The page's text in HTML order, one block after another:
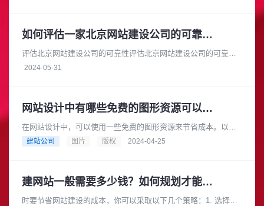
如何评估一家北京网站建设公司的可靠性和安全性
评估北京网站建设公司的可靠性评估北京网站建设公司的可靠性
时，您可以从以下几个方面进行考察：项目经验：查看公司的官
2024-05-31
网站设计中有哪些免费的图形资源可以用于商业目的
在网站设计中，可以使用一些免费的图形资源来节省成本。以下
是一些提供免费图形资源的网站，它们都可以用于商业目的：
建站公司 图片 版权 2024-04-25
建网站一般需要多少钱？如何规划才能节省成本？
时要节省网站建设的成本，你可以采取以下几个策略：1. 选择合